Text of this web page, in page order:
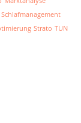
Schlafmanagement
Strato TUN